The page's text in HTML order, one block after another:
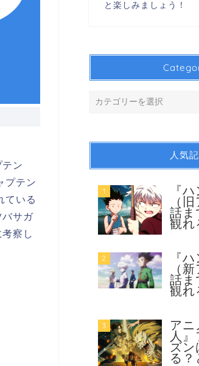
ン
プテン
ている
バサガ
察し
と楽しみましょう！
人気
1
『
（
話ま
観れ
2
『
（
話ま
観れ
3
アニ
人
ズ
る？